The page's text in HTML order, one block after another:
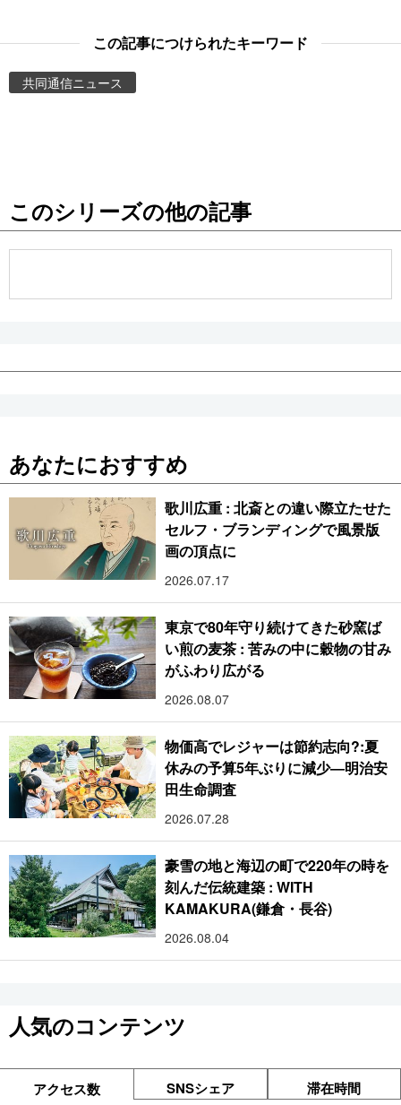
スポーツ・東京2020
Topics
Images
お知らせ
公式SNS
この記事につけられたキーワード
共同通信ニュース
このシリーズの他の記事
あなたにおすすめ
歌川広重 : 北斎との違い際立たせた
セルフ・ブランディングで風景版
画の頂点に
2026.07.17
東京で80年守り続けてきた砂窯ば
い煎の麦茶 : 苦みの中に穀物の甘み
がふわり広がる
2026.08.07
物価高でレジャーは節約志向?:夏
休みの予算5年ぶりに減少―明治安
田生命調査
2026.07.28
豪雪の地と海辺の町で220年の時を
刻んだ伝統建築 : WITH
KAMAKURA(鎌倉・長谷)
2026.08.04
人気のコンテンツ
アクセス数 SNSシェア 滞在時間